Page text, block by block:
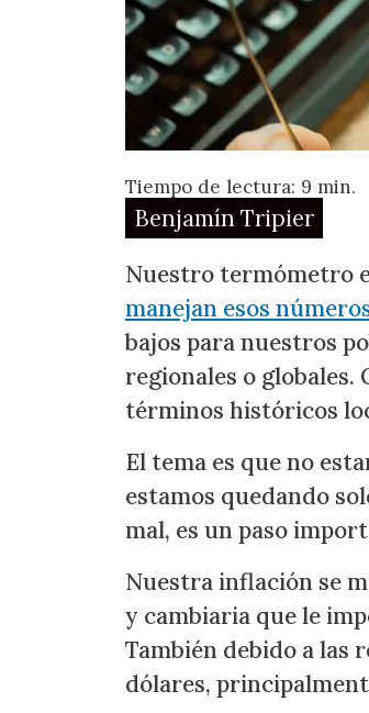
Tiempo de lectura: 9 min.
Benjamín Tripier
Nuestro termómetro
manejan esos
bajos para nuestros
regionales o globales.
términos históricos
El tema es que no
estamos quedando
mal, es un paso
Nuestra inflación se
y cambiaria que le
También debido a las
dólares,